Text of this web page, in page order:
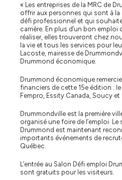
« Les entreprises de la MRC de
offrir aux personnes qui sont à la
défi professionnel et qui
carrière. En plus d’un bon emploi
réaliser, elles trouveront chez
la vie et tous les services pour
Lacoste, mairesse de
Drummond économique.
Drummond économique
financiers de cette 15e édition :
Fempro, Essity Canada, Soucy et
Drummondville est la première
organisé une foire de l’emploi.
Drummond est maintenant
importants événements de
Québec.
L’entrée au Salon Défi emploi
sont gratuits pour les visiteurs.